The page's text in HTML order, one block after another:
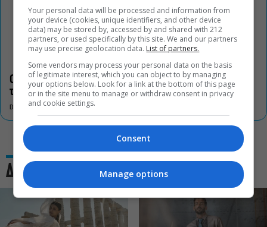
Οι «Τρωάδες» στην Επίδαυρο αλλάζουν την αντίληψη για
τον πολιτισμό
DON'T MISS
Δες και αυτό
Your personal data will be processed and information from
your device (cookies, unique identifiers, and other device
data) may be stored by, accessed by and shared with 212
partners, or used specifically by this site. We and our partners
may use precise geolocation data. List of partners.
Some vendors may process your personal data on the basis
of legitimate interest, which you can object to by managing
your options below. Look for a link at the bottom of this page
or in the site menu to manage or withdraw consent in privacy
and cookie settings.
Consent
Manage options